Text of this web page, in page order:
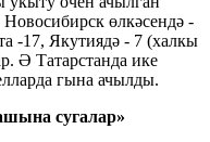
өлкәсендә -
-17, Якутиядә - 7 (халкы
Ә Татарстанда ике
гына ачылды.
сугалар»